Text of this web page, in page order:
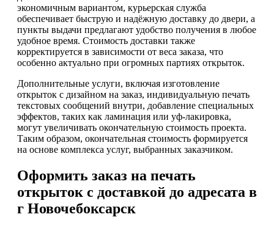
экономичным вариантом, курьерская служба
обеспечивает быструю и надёжную доставку до двери, а
пункты выдачи предлагают удобство получения в любое
удобное время. Стоимость доставки также
корректируется в зависимости от веса заказа, что
особенно актуально при огромных партиях открыток.
Дополнительные услуги, включая изготовление
открыток с дизайном на заказ, индивидуальную печать
текстовых сообщений внутри, добавление специальных
эффектов, таких как ламинация или уф-лакировка,
могут увеличивать окончательную стоимость проекта.
Таким образом, окончательная стоимость формируется
на основе комплекса услуг, выбранных заказчиком.
Оформить заказ на печать
открыток с доставкой до адресата в
г Новочебоксарск